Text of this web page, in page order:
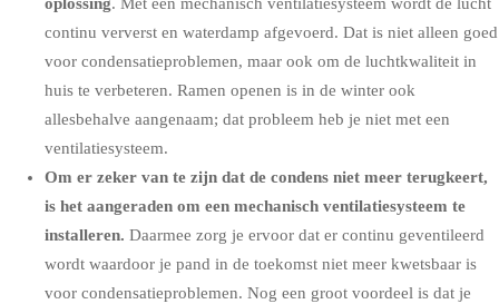
continu ververst en waterdamp afgevoerd. Dat is niet alleen goed
voor condensatieproblemen, maar ook om de luchtkwaliteit in
huis te verbeteren. Ramen openen is in de winter ook
allesbehalve aangenaam; dat probleem heb je niet met een
ventilatiesysteem.
Om er zeker van te zijn dat de condens niet meer terugkeert,
is het aangeraden om een mechanisch ventilatiesysteem te
installeren. Daarmee zorg je ervoor dat er continu geventileerd
wordt waardoor je pand in de toekomst niet meer kwetsbaar is
voor condensatieproblemen. Nog een groot voordeel is dat je